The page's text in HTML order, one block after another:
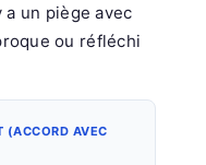
un piège avec
ou réfléchi
(ACCORD AVEC